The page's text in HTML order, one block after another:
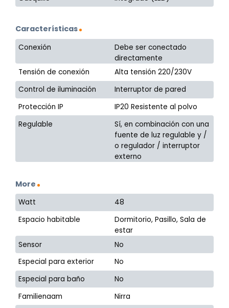
Características
Conexión
Debe ser conectado
directamente
Tensión de conexión
Alta tensión 220/230V
Control de iluminación
Interruptor de pared
Protección IP
IP20 Resistente al polvo
Regulable
Sí, en combinación con una
fuente de luz regulable y /
o regulador / interruptor
externo
More
Watt
48
Espacio habitable
Dormitorio, Pasillo, Sala de
estar
Sensor
No
Especial para exterior
No
Especial para baño
No
Familienaam
Nirra